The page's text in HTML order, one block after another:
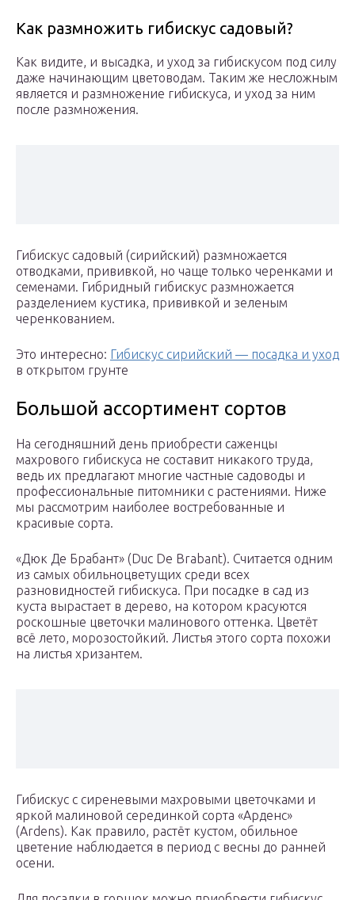
Как размножить гибискус садовый?
Как видите, и высадка, и уход за гибискусом под силу
даже начинающим цветоводам. Таким же несложным
является и размножение гибискуса, и уход за ним
после размножения.
Гибискус садовый (сирийский) размножается
отводками, прививкой, но чаще только черенками и
семенами. Гибридный гибискус размножается
разделением кустика, прививкой и зеленым
черенкованием.
Это интересно: Гибискус сирийский — посадка и уход
в открытом грунте
Большой ассортимент сортов
На сегодняшний день приобрести саженцы
махрового гибискуса не составит никакого труда,
ведь их предлагают многие частные садоводы и
профессиональные питомники с растениями. Ниже
мы рассмотрим наиболее востребованные и
красивые сорта.
«Дюк Де Брабант» (Duc De Brabant). Считается одним
из самых обильноцветущих среди всех
разновидностей гибискуса. При посадке в сад из
куста вырастает в дерево, на котором красуются
роскошные цветочки малинового оттенка. Цветёт
всё лето, морозостойкий. Листья этого сорта похожи
на листья хризантем.
Гибискус с сиреневыми махровыми цветочками и
яркой малиновой серединкой сорта «Арденс»
(Ardens). Как правило, растёт кустом, обильное
цветение наблюдается в период с весны до ранней
осени.